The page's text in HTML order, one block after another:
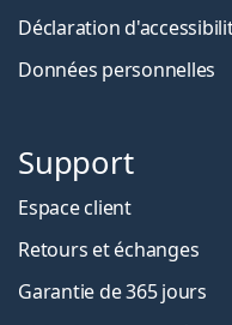
Déclaration
Données personnelles
Support
Espace client
Retours et échanges
Garantie de 365 jours